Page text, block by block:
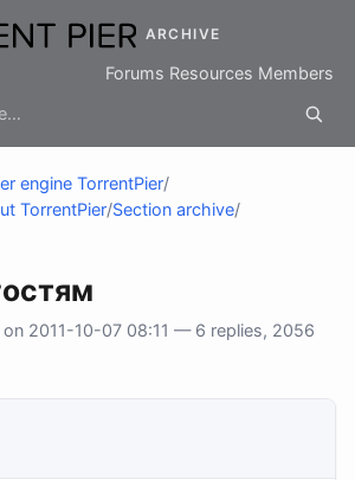
ARCHIVE
Forums Resources Members
engine TorrentPier/
TorrentPier/Section archive/
on 2011-10-07 08:11 — 6 replies, 2056